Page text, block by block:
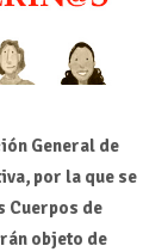
General de
por la que se
Cuerpos de
objeto de